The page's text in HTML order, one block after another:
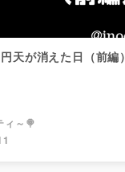
天が消えた日（前編）
ィ～🍭